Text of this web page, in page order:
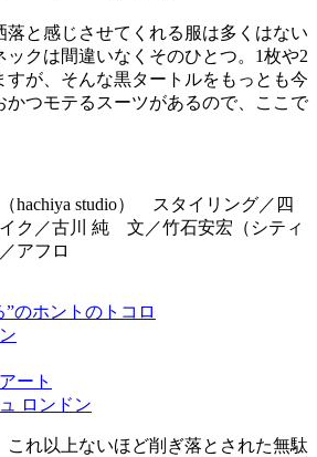
落と感じさせてくれる服は多くはない
ックは間違いなくそのひとつ。1枚や2
すが、そんな黒タートルをもっとも今
かつモテるスーツがあるので、ここで
hachiya studio） スタイリング／四
ク／古川 純 文／竹石安宏（シティ
アフロ
のホントのトコロ
ート
ロンドン
これ以上ないほど削ぎ落とされた無駄